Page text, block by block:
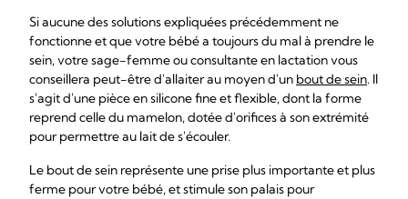
Si aucune des solutions expliquées précédemment ne
fonctionne et que votre bébé a toujours du mal à prendre le
sein, votre sage-femme ou consultante en lactation vous
conseillera peut-être d'allaiter au moyen d'un bout de sein. Il
s'agit d'une pièce en silicone fine et flexible, dont la forme
reprend celle du mamelon, dotée d'orifices à son extrémité
pour permettre au lait de s'écouler.
Le bout de sein représente une prise plus importante et plus
ferme pour votre bébé, et stimule son palais pour